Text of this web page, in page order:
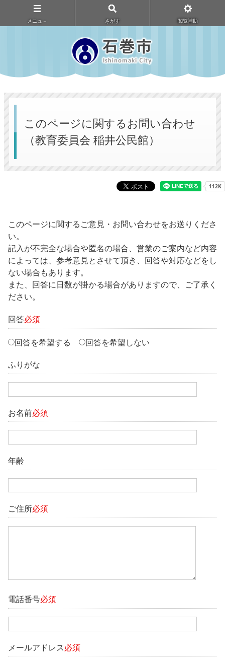
メニュ－ さがす 閲覧補助
このページに関するお問い合わせ
（教育委員会 稲井公民館）
このページに関するご意見・お問い合わせをお送りくださ
い。
記入が不完全な場合や匿名の場合、営業のご案内など内容
によっては、参考意見とさせて頂き、回答や対応などをし
ない場合もあります。
また、回答に日数が掛かる場合がありますので、ご了承く
ださい。
回答必須
回答を希望する 回答を希望しない
ふりがな
お名前必須
年齢
ご住所必須
電話番号必須
メールアドレス必須